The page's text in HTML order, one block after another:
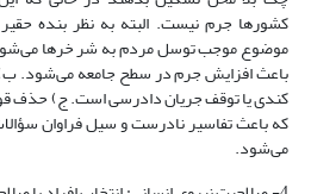
کشورها جرم نیست. البته به نظر بنده
موضوع موجب توسل مردم به شر خرها
باعث افزایش جرم در سطح جامعه می‌‌‌شود.
کندی یا توقف جریان دادرسی است. ج) حذف
که باعث تفاسیر نادرست و سیل فراوان
می‌شود.